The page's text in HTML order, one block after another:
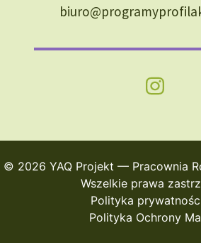
© 2026 YAQ Projekt — Pracownia
Wszelkie prawa
Polityka
Polityka Ochrony